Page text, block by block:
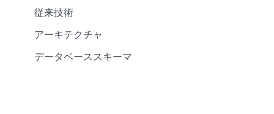
従来技術
アーキテクチャ
データベーススキーマ